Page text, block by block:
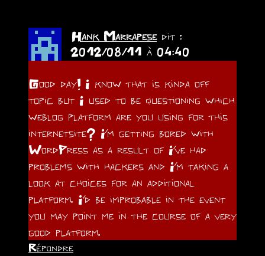
Hank Marrapese dit :
2012/08/11 à 04:40
Good day! I know that is kinda off
topic but I used to be questioning which
weblog platform are you using for this
internetsite? I’m getting bored with
WordPress as a result of I’ve had
problems with hackers and I’m taking a
look at choices for an additional
platform. I’d be improbable in the event
you may point me in the course of a very
good platform.
Répondre